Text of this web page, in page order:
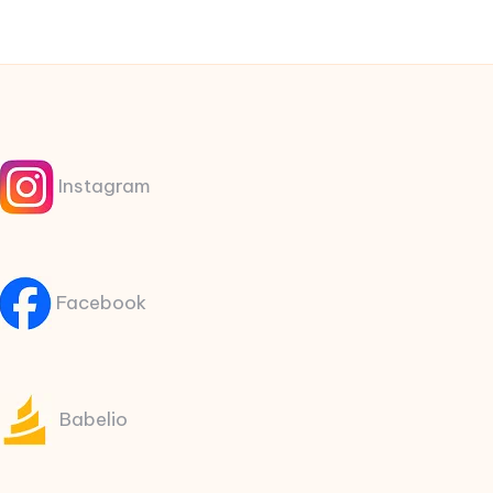
Instagram
Facebook
Babelio